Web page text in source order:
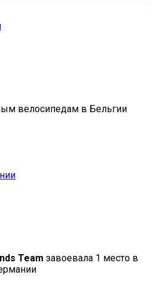
велосипедам в Бельгии
Team завоевала 1 место в